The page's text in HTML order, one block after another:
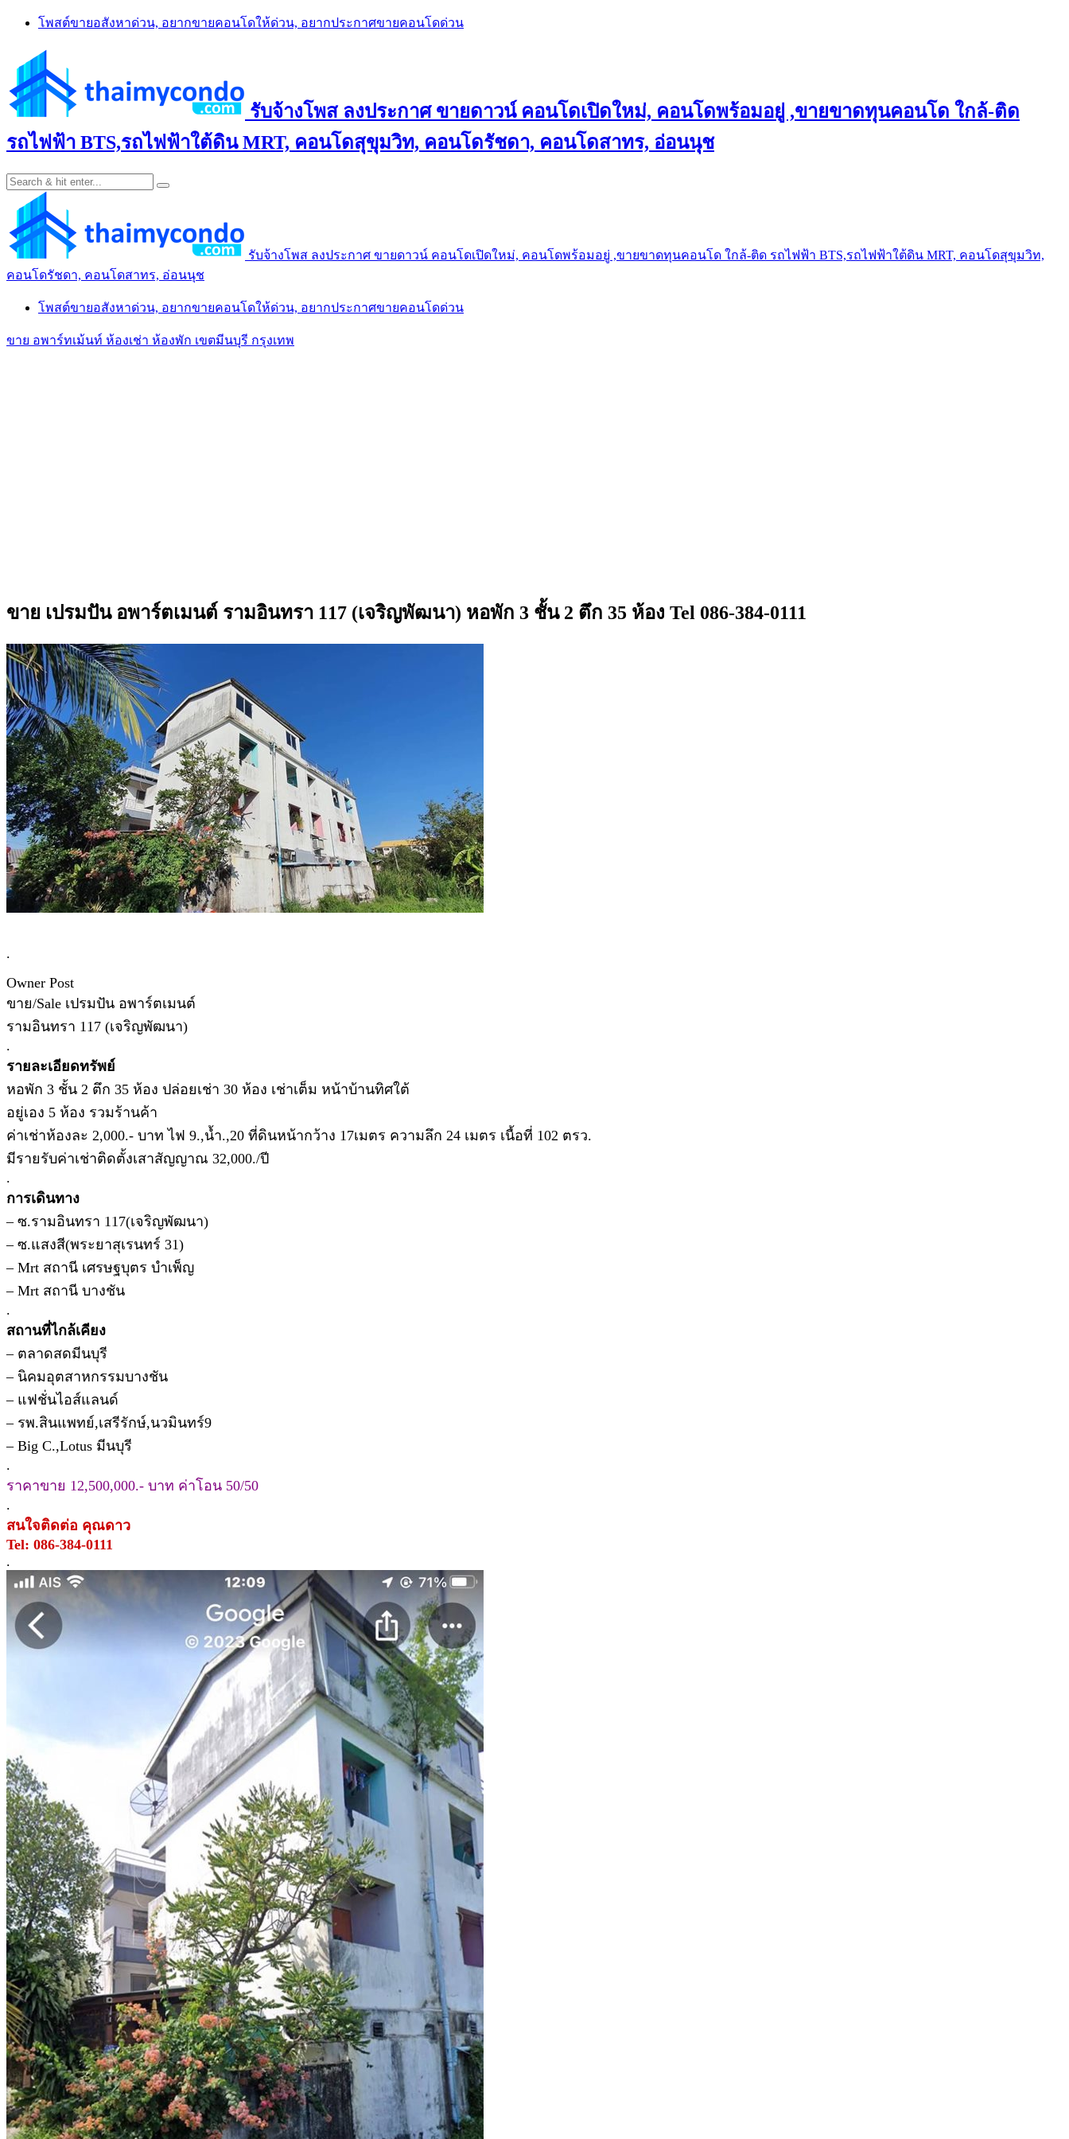
Skip
โพสต์ขายอสังหาด่วน, อยากขายคอนโดให้ด่วน, อยากประกาศขายคอนโดด่วน
รับจ้างโพส ลงประกาศ ขายดาวน์ คอนโดเปิดใหม่, คอนโดพร้อมอยู่ ,ขายขาดทุนคอนโด ใกล้-ติด
รถไฟฟ้า BTS,รถไฟฟ้าใต้ดิน MRT, คอนโดสุขุมวิท, คอนโดรัชดา, คอนโดสาทร, อ่อนนุช
รับจ้างโพส ลงประกาศ ขายดาวน์ คอนโดเปิดใหม่, คอนโดพร้อมอยู่ ,ขายขาดทุนคอนโด ใกล้-ติด รถไฟฟ้า BTS,รถไฟฟ้าใต้ดิน MRT, คอนโดสุขุมวิท,
คอนโดรัชดา, คอนโดสาทร, อ่อนนุช
โพสต์ขายอสังหาด่วน, อยากขายคอนโดให้ด่วน, อยากประกาศขายคอนโดด่วน
ขาย อพาร์ทเม้นท์ ห้องเช่า ห้องพัก เขตมีนบุรี กรุงเทพ
ขาย เปรมปัน อพาร์ตเมนต์ รามอินทรา 117 (เจริญพัฒนา) หอพัก 3 ชั้น 2 ตึก 35 ห้อง Tel 086-384-0111
.
Owner Post
ขาย/Sale เปรมปัน อพาร์ตเมนต์
รามอินทรา 117 (เจริญพัฒนา)
.
รายละเอียดทรัพย์
หอพัก 3 ชั้น 2 ตึก 35 ห้อง ปล่อยเช่า 30 ห้อง เช่าเต็ม หน้าบ้านทิศใต้
อยู่เอง 5 ห้อง รวมร้านค้า
ค่าเช่าห้องละ 2,000.- บาท ไฟ 9.,น้ำ.,20 ที่ดินหน้ากว้าง 17เมตร ความลึก 24 เมตร เนื้อที่ 102 ตรว.
มีรายรับค่าเช่าติดตั้งเสาสัญญาณ 32,000./ปี
.
การเดินทาง
– ซ.รามอินทรา 117(เจริญพัฒนา)
– ซ.แสงสี(พระยาสุเรนทร์ 31)
– Mrt สถานี เศรษฐบุตร บำเพ็ญ
– Mrt สถานี บางชัน
.
สถานที่ไกล้เคียง
– ตลาดสดมีนบุรี
– นิคมอุตสาหกรรมบางชัน
– แฟชั่นไอส์แลนด์
– รพ.สินแพทย์,เสรีรักษ์,นวมินทร์9
– Big C.,Lotus มีนบุรี
.
ราคาขาย 12,500,000.- บาท ค่าโอน 50/50
.
สนใจติดต่อ คุณดาว
Tel: 086-384-0111
.